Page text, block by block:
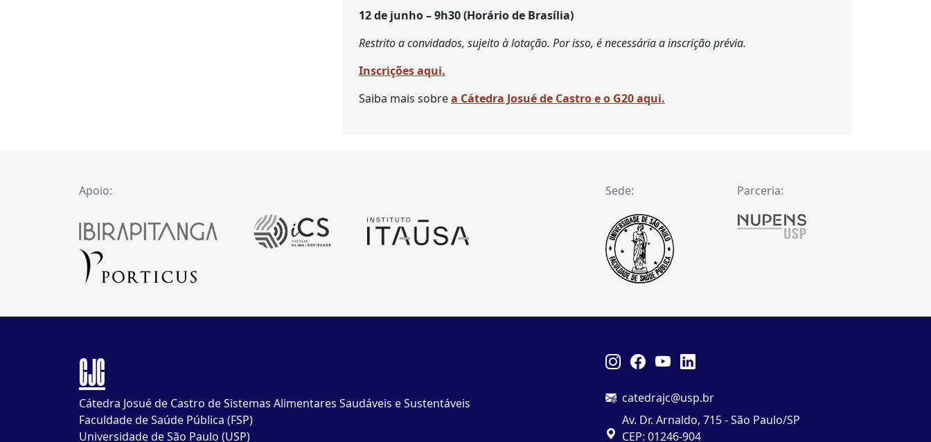
12 de junho – 9h30 (Horário de Brasília)
Restrito a convidados, sujeito à lotação. Por isso, é necessária a inscrição prévia.
Inscrições aqui.
Saiba mais sobrea Cátedra Josué de Castro e o G20 aqui.
Apoio: Sede: Parceria:
CJC
Cátedra Josué de Castro de Sistemas Alimentares Saudáveis e Sustentáveis
Faculdade de Saúde Pública (FSP)
Universidade de São Paulo (USP)
catedrajc@usp.br
Av. Dr. Arnaldo, 715 - São Paulo/SP
CEP: 01246-904